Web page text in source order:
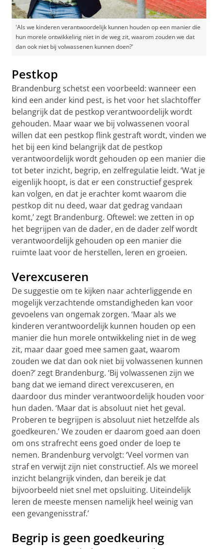
'Als we kinderen verantwoordelijk kunnen houden op een manier die
hun morele ontwikkeling niet in de weg zit, waarom zouden we dat
dan ook niet bij volwassenen kunnen doen?'
Pestkop
Brandenburg schetst een voorbeeld: wanneer een
kind een ander kind pest, is het voor het slachtoffer
belangrijk dat de pestkop verantwoordelijk wordt
gehouden. Maar waar we bij volwassenen vooral
willen dat een pestkop flink gestraft wordt, vinden we
het bij een kind belangrijk dat de pestkop
verantwoordelijk wordt gehouden op een manier die
tot beter inzicht, begrip, en zelfregulatie leidt. ‘Wat je
eigenlijk hoopt, is dat er een constructief gesprek
kan volgen, en dat je erachter komt waarom die
pestkop dit nu deed, waar dat gedrag vandaan
komt,’ zegt Brandenburg. Oftewel: we zetten in op
het begrijpen van de dader, en de dader zelf wordt
verantwoordelijk gehouden op een manier die
ruimte laat voor de herstellen, leren en groeien.
Verexcuseren
De suggestie om te kijken naar achterliggende en
mogelijk verzachtende omstandigheden kan voor
gevoelens van ongemak zorgen. ‘Maar als we
kinderen verantwoordelijk kunnen houden op een
manier die hun morele ontwikkeling niet in de weg
zit, maar daar goed mee samen gaat, waarom
zouden we dat dan ook niet bij volwassenen kunnen
doen?’ zegt Brandenburg. ‘Bij volwassenen zijn we
bang dat we iemand direct verexcuseren, en
daardoor dus minder verantwoordelijk houden voor
hun daden. ‘Maar dat is absoluut niet het geval.
Proberen te begrijpen is absoluut niet hetzelfde als
goedkeuren.’ We zouden er daarom goed aan doen
om ons strafrecht eens goed onder de loep te
nemen. Brandenburg vervolgt: ‘Veel vormen van
straf en verwijt zijn niet constructief. Als we moreel
inzicht belangrijk vinden, dan bereik je dat
bijvoorbeeld niet snel met opsluiting. Uiteindelijk
leren de meeste mensen namelijk heel weinig van
een gevangenisstraf.’
Begrip is geen goedkeuring